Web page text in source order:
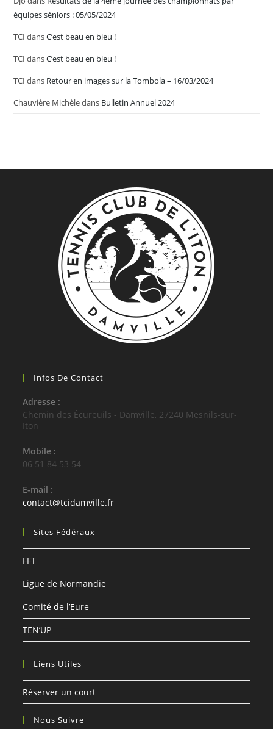
équipes séniors : 05/05/2024
TCI dansC’est beau en bleu !
TCI dansC’est beau en bleu !
TCI dans Retour en images sur la Tombola – 16/03/2024
Chauvière Michèledans Bulletin Annuel 2024
Infos De Contact
Adresse :
Chemin des Écureuils - Damville, 27240 Mesnils-sur-
Iton
Mobile :
06 51 84 53 54
E-mail :
contact@tcidamville.frS’ouvre
Sites Fédéraux
FFT
Ligue de Normandie
Comité de l’Eure
TEN’UP
Liens Utiles
Réserver un court
Nous Suivre